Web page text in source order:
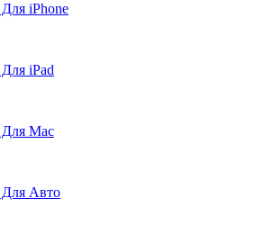
Для iPhone
Для iPad
Для Mac
Для Авто